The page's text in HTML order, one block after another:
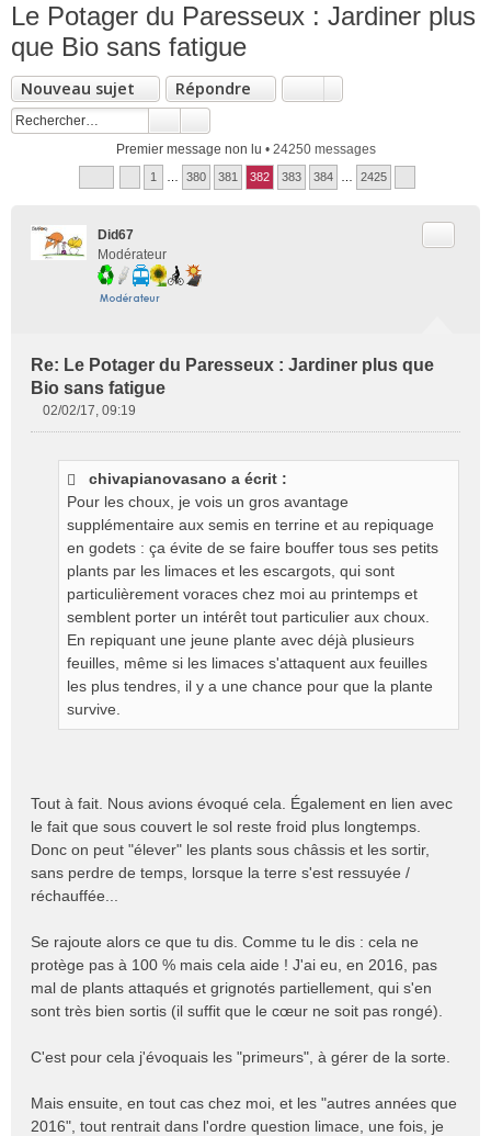
Le Potager du Paresseux : Jardiner plus
que Bio sans fatigue
Nouveau sujet Répondre
Premier message non lu • 24250 messages
1 380 381 382 383 384 2425
Did67
Modérateur
Re: Le Potager du Paresseux : Jardiner plus que
Bio sans fatigue
02/02/17, 09:19
chivapianovasano a écrit :
Pour les choux, je vois un gros avantage
supplémentaire aux semis en terrine et au repiquage
en godets : ça évite de se faire bouffer tous ses petits
plants par les limaces et les escargots, qui sont
particulièrement voraces chez moi au printemps et
semblent porter un intérêt tout particulier aux choux.
En repiquant une jeune plante avec déjà plusieurs
feuilles, même si les limaces s'attaquent aux feuilles
les plus tendres, il y a une chance pour que la plante
survive.
Tout à fait. Nous avions évoqué cela. Également en lien avec
le fait que sous couvert le sol reste froid plus longtemps.
Donc on peut "élever" les plants sous châssis et les sortir,
sans perdre de temps, lorsque la terre s'est ressuyée /
réchauffée...
Se rajoute alors ce que tu dis. Comme tu le dis : cela ne
protège pas à 100 % mais cela aide ! J'ai eu, en 2016, pas
mal de plants attaqués et grignotés partiellement, qui s'en
sont très bien sortis (il suffit que le cœur ne soit pas rongé).
C'est pour cela j'évoquais les "primeurs", à gérer de la sorte.
Mais ensuite, en tout cas chez moi, et les "autres années que
2016", tout rentrait dans l'ordre question limace, une fois, je